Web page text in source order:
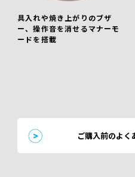
具入れや焼き上がりのブザ
ー、操作音を消せるマナーモ
ードを搭載
ご購入前のよく